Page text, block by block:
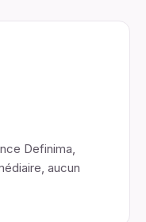
Definima,
aucun